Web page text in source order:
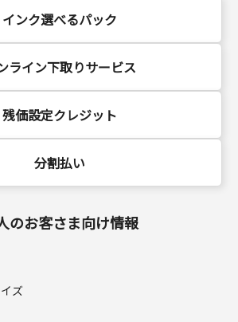
インク選べるパック
ライン下取りサービス
残価設定クレジット
分割払い
のお客さま向け情報
ズ